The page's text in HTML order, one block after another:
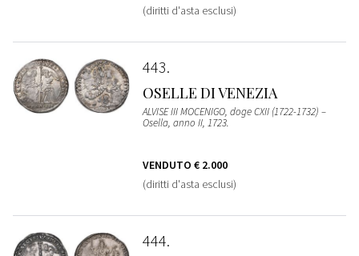
(diritti d'asta esclusi)
443
OSELLE DI VENEZIA
ALVISE III MOCENIGO, doge CXII (1722-1732) –
Osella, anno II, 1723.
VENDUTO € 2.000
(diritti d'asta esclusi)
444